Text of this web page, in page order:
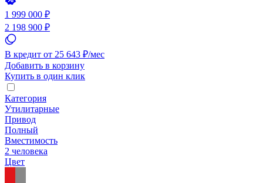
1 999 000 ₽
2 198 900 ₽
В кредит от 25 643 ₽/мес
Добавить в корзину
Купить в один клик
Категория
Утилитарные
Привод
Полный
Вместимость
2 человека
Цвет